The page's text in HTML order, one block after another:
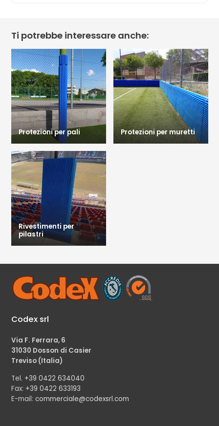
Ti potrebbe interessare anche:
Protezioni per pali Protezioni per muretti
Rivestimenti per
pilastri
Codex srl
Via F. Ferrara, 6
31030 Dosson di Casier
Treviso (Italia)
Tel. +39 0422 634040
Fax: +39 0422 633193
E-mail: commerciale@codexsrl.com